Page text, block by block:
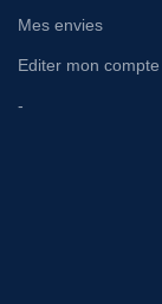
Mes envies
Editer mon compte
-